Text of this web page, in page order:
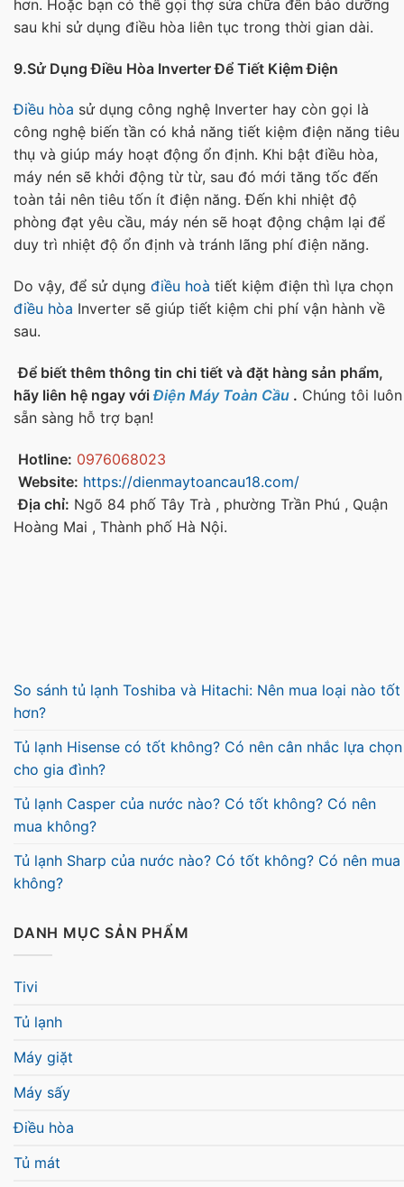
hơn. Hoặc bạn có thể gọi thợ sửa chữa đến bảo dưỡng
sau khi sử dụng điều hòa liên tục trong thời gian dài.
9.Sử Dụng Điều Hòa Inverter Để Tiết Kiệm Điện
Điều hòa sử dụng công nghệ Inverter hay còn gọi là
công nghệ biến tần có khả năng tiết kiệm điện năng tiêu
thụ và giúp máy hoạt động ổn định. Khi bật điều hòa,
máy nén sẽ khởi động từ từ, sau đó mới tăng tốc đến
toàn tải nên tiêu tốn ít điện năng. Đến khi nhiệt độ
phòng đạt yêu cầu, máy nén sẽ hoạt động chậm lại để
duy trì nhiệt độ ổn định và tránh lãng phí điện năng.
Do vậy, để sử dụng điều hoà tiết kiệm điện thì lựa chọn
điều hòa Inverter sẽ giúp tiết kiệm chi phí vận hành về
sau.
Để biết thêm thông tin chi tiết và đặt hàng sản phẩm,
hãy liên hệ ngay với Điện Máy Toàn Cầu . Chúng tôi luôn
sẵn sàng hỗ trợ bạn!
Hotline: 0976068023
Website: https://dienmaytoancau18.com/
Địa chỉ: Ngõ 84 phố Tây Trà , phường Trần Phú , Quận
Hoàng Mai , Thành phố Hà Nội.
So sánh tủ lạnh Toshiba và Hitachi: Nên mua loại nào tốt
hơn?
Tủ lạnh Hisense có tốt không? Có nên cân nhắc lựa chọn
cho gia đình?
Tủ lạnh Casper của nước nào? Có tốt không? Có nên
mua không?
Tủ lạnh Sharp của nước nào? Có tốt không? Có nên mua
không?
DANH MỤC SẢN PHẨM
Tivi
Tủ lạnh
Máy giặt
Máy sấy
Điều hòa
Tủ mát